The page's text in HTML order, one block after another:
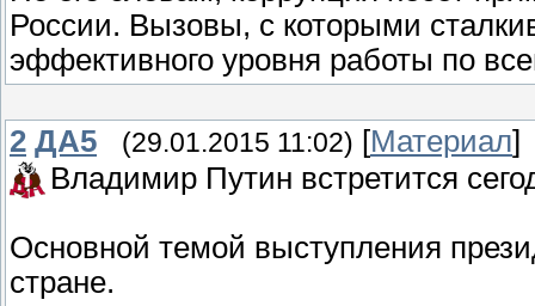
России. Вызовы, с которыми
эффективного уровня работы по
2 ДА5 (29.01.2015 11:02) [Материал]
Владимир Путин встретится
Основной темой выступления
стране.